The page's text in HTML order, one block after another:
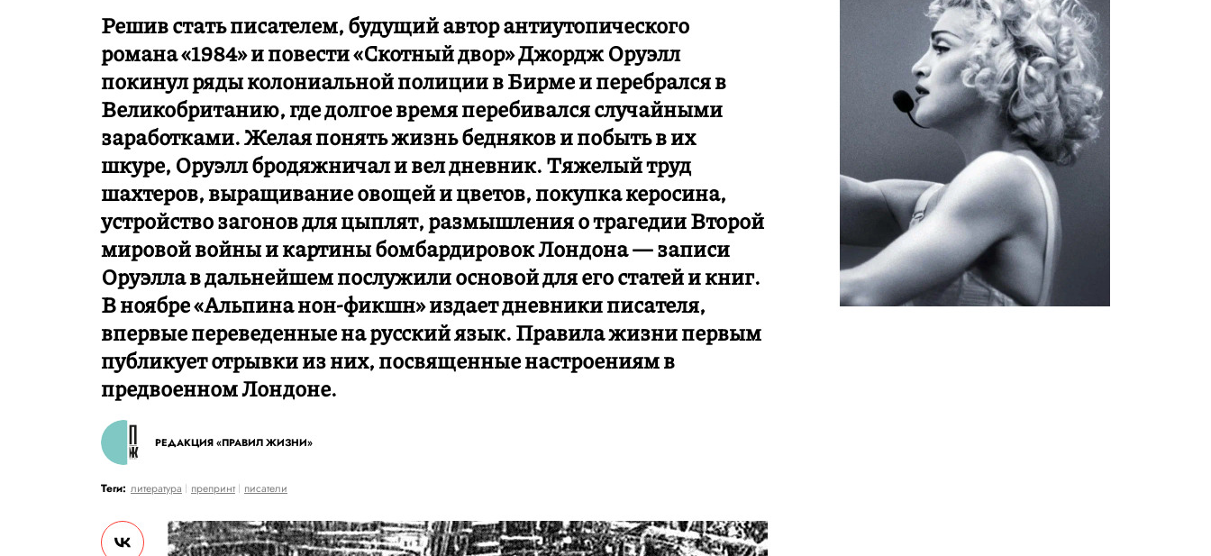
Решив стать писателем, будущий автор антиутопического
романа «1984» и повести «Скотный двор» Джордж Оруэлл
покинул ряды колониальной полиции в Бирме и перебрался в
Великобританию, где долгое время перебивался случайными
заработками. Желая понять жизнь бедняков и побыть в их
шкуре, Оруэлл бродяжничал и вел дневник. Тяжелый труд
шахтеров, выращивание овощей и цветов, покупка керосина,
устройство загонов для цыплят, размышления о трагедии Второй
мировой войны и картины бомбардировок Лондона — записи
Оруэлла в дальнейшем послужили основой для его статей и книг.
В ноябре «Альпина нон-фикшн» издает дневники писателя,
впервые переведенные на русский язык. Правила жизни первым
публикует отрывки из них, посвященные настроениям в
предвоенном Лондоне.
РЕДАКЦИЯ «ПРАВИЛ ЖИЗНИ»
Теги: литература препринт писатели